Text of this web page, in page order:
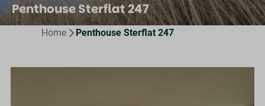
Penthouse Sterflat 247
Home Penthouse Sterflat 247